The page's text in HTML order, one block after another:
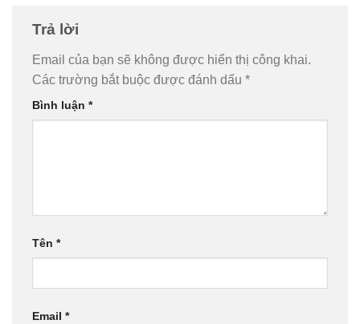
Trả lời
Email của bạn sẽ không được hiển thị công khai.
Các trường bắt buộc được đánh dấu *
Bình luận *
Tên *
Email *